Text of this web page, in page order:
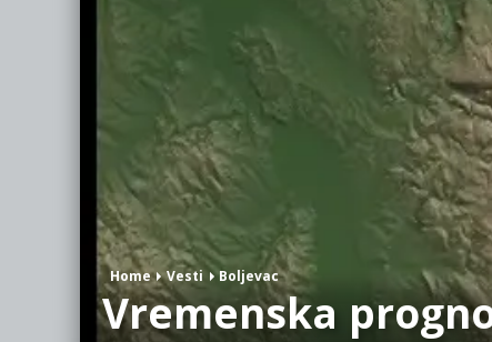
Home Vesti Boljevac
Vremenska